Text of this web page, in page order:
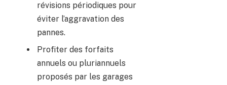
révisions périodiques pour
éviter l’aggravation des
pannes.
Profiter des forfaits
annuels ou pluriannuels
proposés par les garages